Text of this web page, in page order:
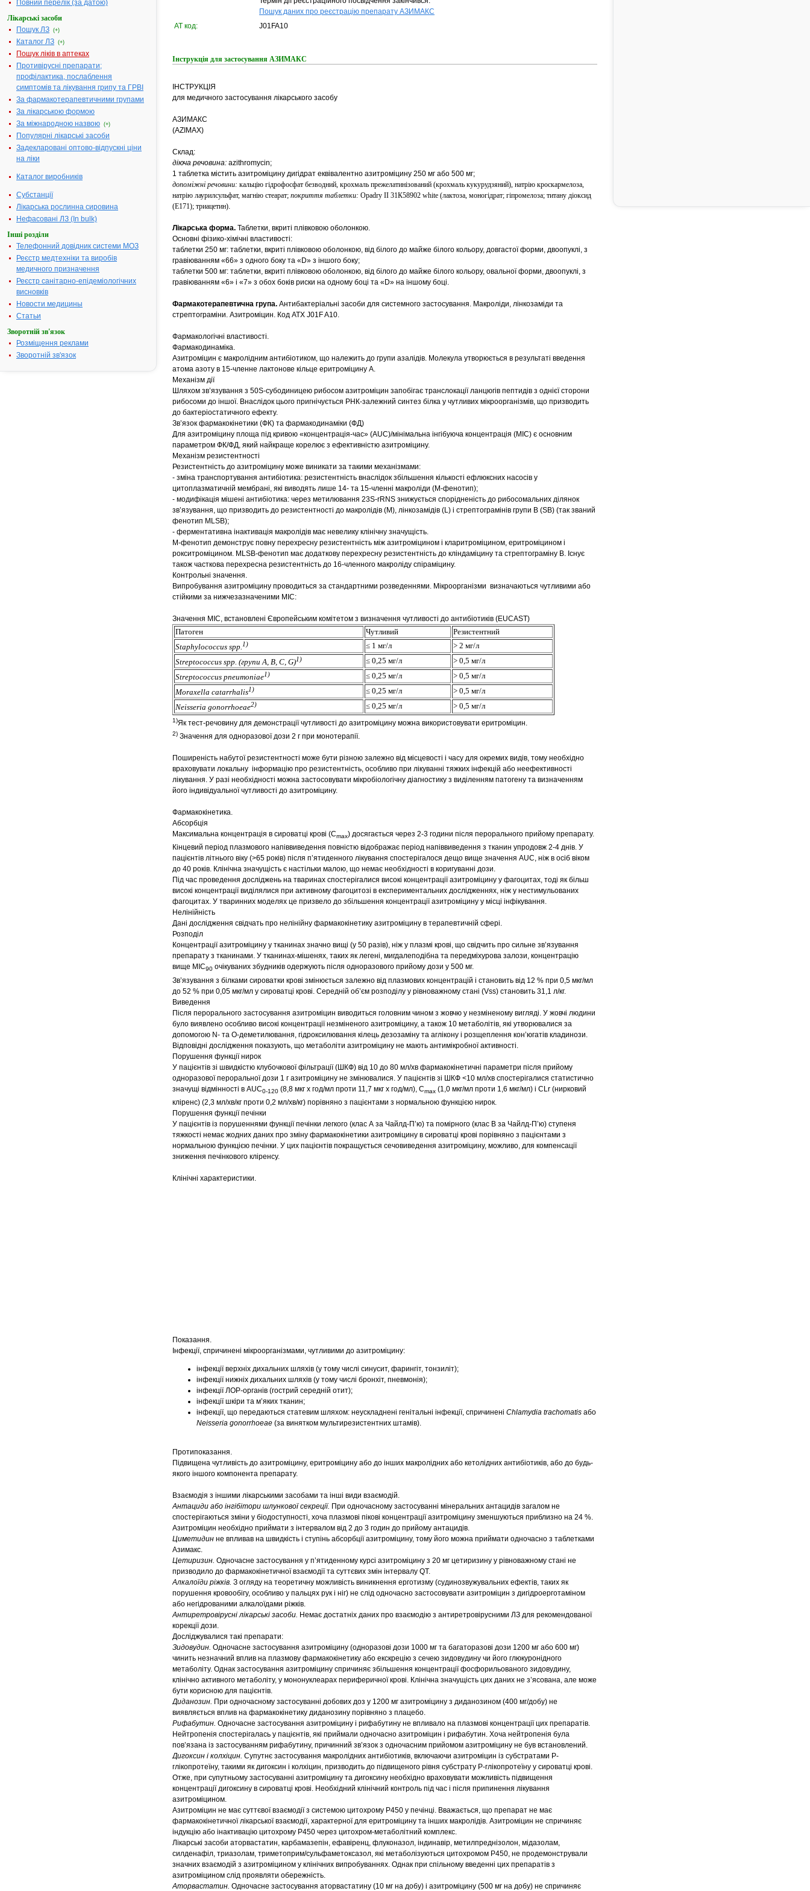
Повний перелік (за датою)
Лікарські засоби
Пошук ЛЗ (+)
Каталог ЛЗ (+)
Пошук ліків в аптеках
Противірусні препарати;
профілактика, послаблення
симптомів та лікування грипу та ГРВІ
За фармакотерапевтичними групами
За лікарською формою
За міжнародною назвою (+)
Популярні лікарські засоби
Задекларовані оптово-відпускні ціни
на ліки
Каталог виробників
Субстанції
Лікарська рослинна сировина
Нефасовані ЛЗ (In bulk)
Інші розділи
Телефонний довідник системи МОЗ
Реєстр медтехніки та виробів
медичного призначення
Реєстр санітарно-епідеміологічних
висновків
Новости медицины
Статьи
Зворотній зв'язок
Розміщення реклами
Зворотній зв'язок
Пошук даних про реєстрацію препарату АЗИМАКС
АТ код:
J01FA10
Інструкція для застосування АЗИМАКС
ІНСТРУКЦІЯ
для медичного застосування лікарського засобу
АЗИМАКС
(AZIMAX)
Склад:
діюча речовина: azithromycin;
1 таблетка містить азитроміцину дигідрат еквівалентно азитроміцину 250 мг або 500 мг;
допоміжні речовини: кальцію гідрофосфат безводний, крохмаль прежелатинізований (крохмаль кукурудзяний), натрію кроскармелоза,
натрію лаурилсульфат, магнію стеарат; покриття таблетки: Opadry ІІ 31К58902 white (лактоза, моногідрат; гіпромелоза; титану діоксид
(Е171); триацетин).
Лікарська форма. Таблетки, вкриті плівковою оболонкою.
Основні фізико-хімічні властивості:
таблетки 250 мг: таблетки, вкриті плівковою оболонкою, від білого до майже білого кольору, довгастої форми, двоопуклі, з
гравіюванням «66» з одного боку та «D» з іншого боку;
таблетки 500 мг: таблетки, вкриті плівковою оболонкою, від білого до майже білого кольору, овальної форми, двоопуклі, з
гравіюванням «6» і «7» з обох боків риски на одному боці та «D» на іншому боці.
Фармакотерапевтична група. Антибактеріальні засоби для системного застосування. Макроліди, лінкозаміди та
стрептограміни. Азитроміцин. Код АТХ J01F A10.
Фармакологічні властивості.
Фармакодинаміка.
Азитроміцин є макролідним антибіотиком, що належить до групи азалідів. Молекула утворюється в результаті введення
атома азоту в 15-членне лактонове кільце еритроміцину А.
Механізм дії
Шляхом зв’язування з 50S-субодиницею рибосом азитроміцин запобігає транслокації ланцюгів пептидів з однієї сторони
рибосоми до іншої. Внаслідок цього пригнічується РНК-залежний синтез білка у чутливих мікроорганізмів, що призводить
до бактеріостатичного ефекту.
Зв’язок фармакокінетики (ФК) та фармакодинаміки (ФД)
Для азитроміцину площа під кривою «концентрація-час» (AUC)/мінімальна інгібуюча концентрація (MIC) є основним
параметром ФК/ФД, який найкраще корелює з ефективністю азитроміцину.
Механізм резистентності
Резистентність до азитроміцину може виникати за такими механізмами:
- зміна транспортування антибіотика: резистентність внаслідок збільшення кількості ефлюксних насосів у
цитоплазматичній мембрані, які виводять лише 14- та 15-членні макроліди (М-фенотип);
- модифікація мішені антибіотика: через метилювання 23S-rRNS знижується спорідненість до рибосомальних ділянок
зв’язування, що призводить до резистентності до макролідів (М), лінкозамідів (L) і стрептограмінів групи В (SB) (так званий
фенотип MLSB);
- ферментативна інактивація макролідів має невелику клінічну значущість.
М-фенотип демонструє повну перехресну резистентність між азитроміцином і кларитроміцином, еритроміцином і
рокситроміцином. МLSB-фенотип має додаткову перехресну резистентність до кліндаміцину та стрептограміну B. Існує
також часткова перехресна резистентність до 16-членного макроліду спіраміцину.
Контрольні значення.
Випробування азитроміцину проводиться за стандартними розведеннями. Мікроорганізми визначаються чутливими або
стійкими за нижчезазначеними MIC:
Значення MIC, встановлені Європейським комітетом з визначення чутливості до антибіотиків (EUCAST)
Патоген Чутливий
Резистентний
Staphylococcus spp.1) ≤ 1 мг/л
> 2 мг/л
Streptococcus spp. (групи A, B, C, G)1) ≤ 0,25 мг/л
> 0,5 мг/л
Streptococcus pneumoniae1) ≤ 0,25 мг/л
> 0,5 мг/л
Moraxella catarrhalis1) ≤ 0,25 мг/л
> 0,5 мг/л
Neisseria gonorrhoeae2) ≤ 0,25 мг/л > 0,5 мг/л
1)Як тест-речовину для демонстрації чутливості до азитроміцину можна використовувати еритроміцин.
2) Значення для одноразової дози 2 г при монотерапії.
Поширеність набутої резистентності може бути різною залежно від місцевості і часу для окремих видів, тому необхідно
враховувати локальну інформацію про резистентність, особливо при лікуванні тяжких інфекцій або неефективності
лікування. У разі необхідності можна застосовувати мікробіологічну діагностику з виділенням патогену та визначенням
його індивідуальної чутливості до азитроміцину.
Фармакокінетика.
Абсорбція
Максимальна концентрація в сироватці крові (Cmax) досягається через 2-3 години після перорального прийому препарату.
Кінцевий період плазмового напіввиведення повністю відображає період напіввиведення з тканин упродовж 2-4 днів. У
пацієнтів літнього віку (>65 років) після п’ятиденного лікування спостерігалося дещо вище значення AUC, ніж в осіб віком
до 40 років. Клінічна значущість є настільки малою, що немає необхідності в коригуванні дози.
Під час проведення досліджень на тваринах спостерігалися високі концентрації азитроміцину у фагоцитах, тоді як більш
високі концентрації виділялися при активному фагоцитозі в експериментальних дослідженнях, ніж у нестимульованих
фагоцитах. У тваринних моделях це призвело до збільшення концентрації азитроміцину у місці інфікування.
Нелінійність
Дані дослідження свідчать про нелінійну фармакокінетику азитроміцину в терапевтичній сфері.
Розподіл
Концентрації азитроміцину у тканинах значно вищі (у 50 разів), ніж у плазмі крові, що свідчить про сильне зв’язування
препарату з тканинами. У тканинах-мішенях, таких як легені, мигдалеподібна та передміхурова залози, концентрацію
вище MIС90 очікуваних збудників одержують після одноразового прийому дози у 500 мг.
Зв’язування з білками сироватки крові змінюється залежно від плазмових концентрацій і становить від 12 % при 0,5 мкг/мл
до 52 % при 0,05 мкг/мл у сироватці крові. Середній об’єм розподілу у рівноважному стані (Vss) становить 31,1 л/кг.
Виведення
Після перорального застосування азитроміцин виводиться головним чином з жовчю у незміненому вигляді. У жовчі людини
було виявлено особливо високі концентрації незміненого азитроміцину, а також 10 метаболітів, які утворювалися за
допомогою N- та O-деметилювання, гідроксилювання кілець дезозаміну та аглікону і розщеплення кон’югатів кладинози.
Відповідні дослідження показують, що метаболіти азитроміцину не мають антимікробної активності.
Порушення функції нирок
У пацієнтів зі швидкістю клубочкової фільтрації (ШКФ) від 10 до 80 мл/хв фармакокінетичні параметри після прийому
одноразової пероральної дози 1 г азитроміцину не змінювалися. У пацієнтів зі ШКФ <10 мл/хв спостерігалися статистично
значущі відмінності в AUC0-120 (8,8 мкг х год/мл проти 11,7 мкг х год/мл), Cmax (1,0 мкг/мл проти 1,6 мкг/мл) і CLr (нирковий
кліренс) (2,3 мл/хв/кг проти 0,2 мл/хв/кг) порівняно з пацієнтами з нормальною функцією нирок.
Порушення функції печінки
У пацієнтів із порушеннями функції печінки легкого (клас А за Чайлд-П’ю) та помірного (клас В за Чайлд-П’ю) ступеня
тяжкості немає жодних даних про зміну фармакокінетики азитроміцину в сироватці крові порівняно з пацієнтами з
нормальною функцією печінки. У цих пацієнтів покращується сечовиведення азитроміцину, можливо, для компенсації
зниження печінкового кліренсу.
Клінічні характеристики.
Показання.
Інфекції, спричинені мікроорганізмами, чутливими до азитроміцину:
інфекції верхніх дихальних шляхів (у тому числі синусит, фарингіт, тонзиліт);
інфекції нижніх дихальних шляхів (у тому числі бронхіт, пневмонія);
інфекції ЛОР-органів (гострий середній отит);
інфекції шкіри та м’яких тканин;
інфекції, що передаються статевим шляхом: неускладнені генітальні інфекції, спричинені Chlamydia trachomatis або
Neisseria gonorrhoeae (за винятком мультирезистентних штамів).
Протипоказання.
Підвищена чутливість до азитроміцину, еритроміцину або до інших макролідних або кетолідних антибіотиків, або до будь-
якого іншого компонента препарату.
Взаємодія з іншими лікарськими засобами та інші види взаємодій.
Антациди або інгібітори шлункової секреції. При одночасному застосуванні мінеральних антацидів загалом не
спостерігаються зміни у біодоступності, хоча плазмові пікові концентрації азитроміцину зменшуються приблизно на 24 %.
Азитроміцин необхідно приймати з інтервалом від 2 до 3 годин до прийому антацидів.
Циметидин не впливав на швидкість і ступінь абсорбції азитроміцину, тому його можна приймати одночасно з таблетками
Азимакс.
Цетиризин. Одночасне застосування у п’ятиденному курсі азитроміцину з 20 мг цетиризину у рівноважному стані не
призводило до фармакокінетичної взаємодії та суттєвих змін інтервалу QT.
Алкалоїди ріжків. З огляду на теоретичну можливість виникнення ерготизму (судинозвужувальних ефектів, таких як
порушення кровообігу, особливо у пальцях рук і ніг) не слід одночасно застосовувати азитроміцин з дигідроерготаміном
або негідрованими алкалоїдами ріжків.
Антиретровірусні лікарські засоби. Немає достатніх даних про взаємодію з антиретровірусними ЛЗ для рекомендованої
корекції дози.
Досліджувалися такі препарати:
Зидовудин. Одночасне застосування азитроміцину (одноразові дози 1000 мг та багаторазові дози 1200 мг або 600 мг)
чинить незначний вплив на плазмову фармакокінетику або екскрецію з сечею зидовудину чи його глюкуронідного
метаболіту. Однак застосування азитроміцину спричиняє збільшення концентрації фосфорильованого зидовудину,
клінічно активного метаболіту, у мононуклеарах периферичної крові. Клінічна значущість цих даних не з’ясована, але може
бути корисною для пацієнтів.
Диданозин. При одночасному застосуванні добових доз у 1200 мг азитроміцину з диданозином (400 мг/добу) не
виявляється вплив на фармакокінетику диданозину порівняно з плацебо.
Рифабутин. Одночасне застосування азитроміцину і рифабутину не впливало на плазмові концентрації цих препаратів.
Нейтропенія спостерігалась у пацієнтів, які приймали одночасно азитроміцин і рифабутин. Хоча нейтропенія була
пов’язана із застосуванням рифабутину, причинний зв’язок з одночасним прийомом азитроміцину не був встановлений.
Дигоксин і колхіцин. Супутнє застосування макролідних антибіотиків, включаючи азитроміцин із субстратами Р-
глікопротеїну, такими як дигоксин і колхіцин, призводить до підвищеного рівня субстрату Р-глікопротеїну у сироватці крові.
Отже, при супутньому застосуванні азитроміцину та дигоксину необхідно враховувати можливість підвищення
концентрації дигоксину в сироватці крові. Необхідний клінічний контроль під час і після припинення лікування
азитроміцином.
Азитроміцин не має суттєвої взаємодії з системою цитохрому Р450 у печінці. Вважається, що препарат не має
фармакокінетичної лікарської взаємодії, характерної для еритроміцину та інших макролідів. Азитроміцин не спричиняє
індукцію або інактивацію цитохрому Р450 через цитохром-метаболітний комплекс.
Лікарські засоби аторвастатин, карбамазепін, ефавіренц, флуконазол, індинавір, метилпреднізолон, мідазолам,
силденафіл, триазолам, триметоприм/сульфаметоксазол, які метаболізуються цитохромом P450, не продемонстрували
значних взаємодій з азитроміцином у клінічних випробуваннях. Однак при спільному введенні цих препаратів з
азитроміцином слід проявляти обережність.
Аторвастатин. Одночасне застосування аторвастатину (10 мг на добу) і азитроміцину (500 мг на добу) не спричиняє